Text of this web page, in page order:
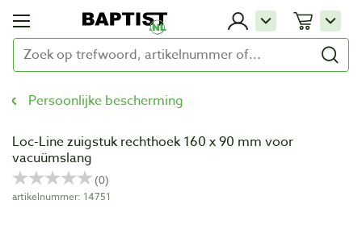
Persoonlijke bescherming
Loc-Line zuigstuk rechthoek 160 x 90 mm voor
vacuümslang
artikelnummer: 14751